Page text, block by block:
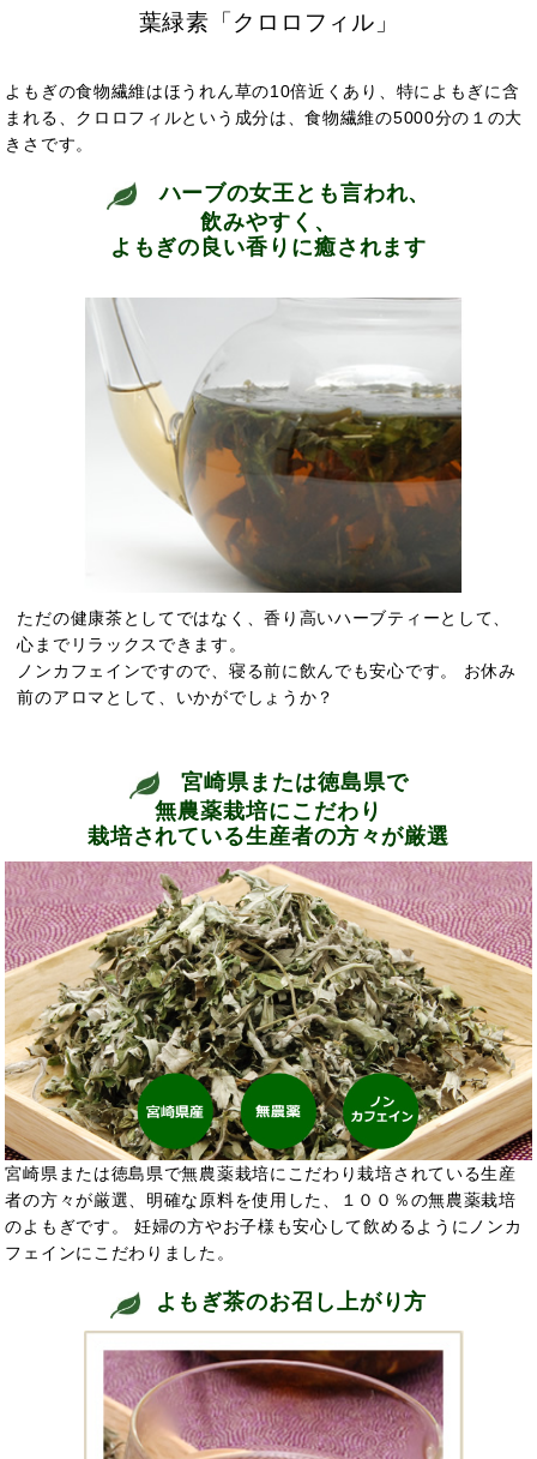
葉緑素「クロロフィル」
よもぎの食物繊維はほうれん草の10倍近くあり、特によもぎに含
まれる、クロロフィルという成分は、食物繊維の5000分の１の大
きさです。
ハーブの女王とも言われ、
飲みやすく、
よもぎの良い香りに癒されます
ただの健康茶としてではなく、香り高いハーブティーとして、
心までリラックスできます。
ノンカフェインですので、寝る前に飲んでも安心です。 お休み
前のアロマとして、いかがでしょうか？
宮崎県または徳島県で
無農薬栽培にこだわり
栽培されている生産者の方々が厳選
宮崎県または徳島県で無農薬栽培にこだわり栽培されている生産
者の方々が厳選、明確な原料を使用した、１００％の無農薬栽培
のよもぎです。 妊婦の方やお子様も安心して飲めるようにノンカ
フェインにこだわりました。
よもぎ茶のお召し上がり方